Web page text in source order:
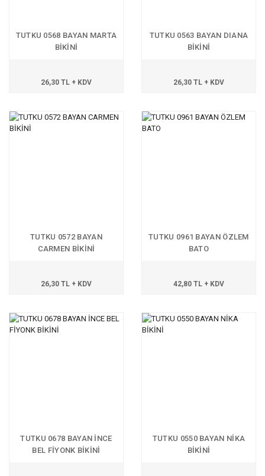
TUTKU 0568 BAYAN MARTA
BİKİNİ
26,30 TL + KDV
TUTKU 0563 BAYAN DIANA
BİKİNİ
26,30 TL + KDV
TUTKU 0572 BAYAN
CARMEN BİKİNİ
26,30 TL + KDV
TUTKU 0961 BAYAN ÖZLEM
BATO
42,80 TL + KDV
TUTKU 0678 BAYAN İNCE
BEL FİYONK BİKİNİ
TUTKU 0550 BAYAN NİKA
BİKİNİ